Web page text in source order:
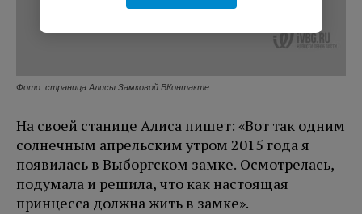
Фото: страница Алисы Замковой ВКонтакте
На своей станице Алиса пишет: «Вот так одним
солнечным апрельским утром 2015 года я
появилась в Выборгском замке. Осмотрелась,
подумала и решила, что как настоящая
принцесса должна жить в замке».